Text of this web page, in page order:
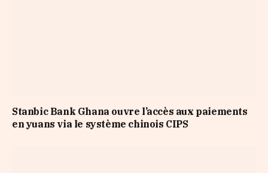
Stanbic Bank Ghana ouvre l’accès aux paiements
en yuans via le système chinois CIPS